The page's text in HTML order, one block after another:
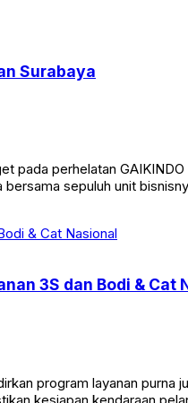
Surabaya
perhelatan
sepuluh unit
3S dan Bodi & Cat
program layanan
kesiapan kendaraan